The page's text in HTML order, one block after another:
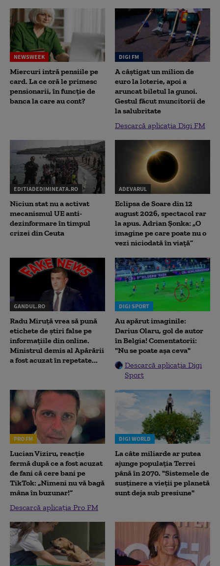
NEWSWEEK
Miercuri intră pensiile pe
card. La ce oră le primesc
pensionarii, în funcție de
banca la care au cont?
DIGI FM
A câștigat un milion de
euro la loterie, apoi a
aruncat biletul la gunoi.
Gestul făcut muncitorii de
la salubritate
Descarcă aplicația Digi FM
EDITIADEDIMINEATA.RO
Niciun stat nu a activat
mecanismul UE anti-
dezinformare în timpul
crizei din Ceuta
ADEVARUL
Eclipsa de Soare din 12
august 2026, spectacol rar
la apus. Adrian Șonka: „O
imagine pe care poate nu o
vezi niciodată în viață”
GANDUL.RO
Radu Miruţă vrea să pună
etichete de știri false pe
informațiile din online.
Ministrul demis al Apărării
a fost acuzat în repetate...
DIGI SPORT
Au apărut imaginile:
Darius Olaru, gol de autor
în Belgia! Comentatorii:
"Nu se poate așa ceva"
Descarcă aplicația Digi
Sport
PRO FM
Lucian Viziru, reacție
fermă după ce a fost acuzat
de fani că cere bani pe
TikTok: „Nimeni nu vă bagă
mâna în buzunar!”
Descarcă aplicația Pro FM
DIGI WORLD
La câte miliarde ar putea
ajunge populația Terrei
până în 2070. "Sistemele de
susținere a vieții pe planetă
sunt deja sub presiune"